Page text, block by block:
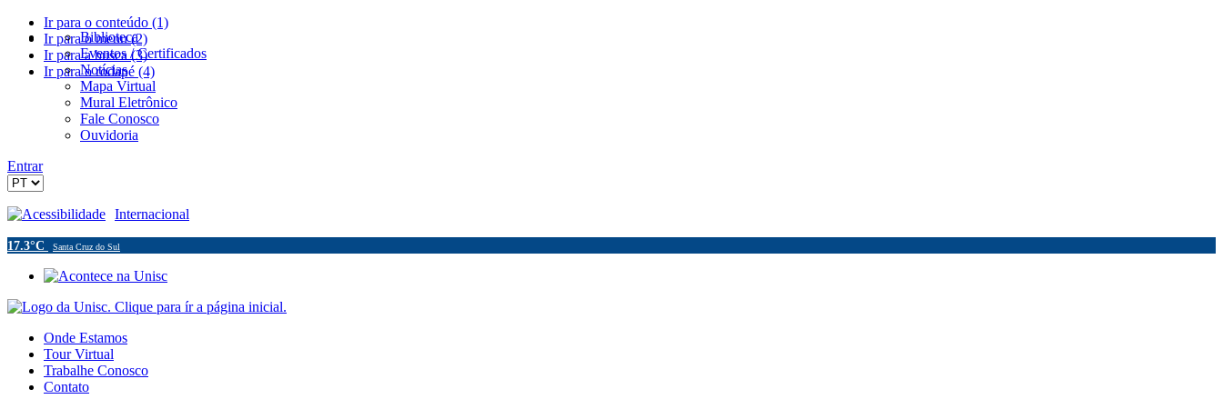
Ir para o conteúdo (1)
Ir para o menu (2)
Ir para a busca (3)
Ir para o rodapé (4)
Biblioteca
Eventos / Certificados
Notícias
Mapa Virtual
Mural Eletrônico
Fale Conosco
Ouvidoria
Entrar
Acessibilidade Internacional
17.3°C Santa Cruz do Sul
Onde Estamos
Tour Virtual
Trabalhe Conosco
Contato